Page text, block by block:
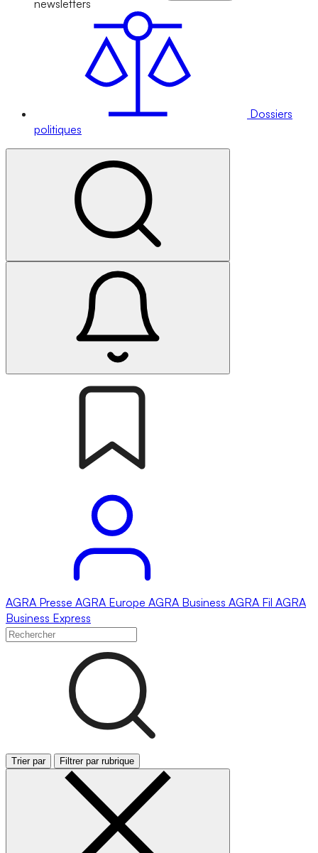
newsletters
Dossiers
politiques
AGRA Presse AGRA Europe AGRA Business AGRA Fil AGRA
Business Express
Trier par Filtrer par rubrique